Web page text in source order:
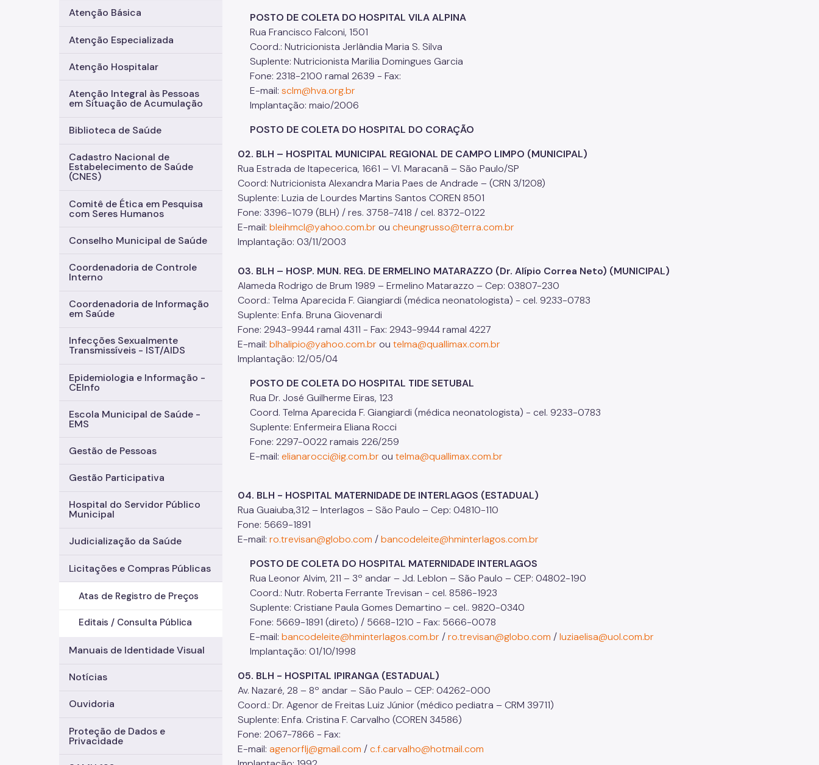
Atenção Básica
Atenção Especializada
Atenção Hospitalar
Atenção Integral às Pessoas
em Situação de Acumulação
Biblioteca de Saúde
Cadastro Nacional de
Estabelecimento de Saúde
(CNES)
Comitê de Ética em Pesquisa
com Seres Humanos
Conselho Municipal de Saúde
Coordenadoria de Controle
Interno
Coordenadoria de Informação
em Saúde
Infecções Sexualmente
Transmissíveis - IST/AIDS
Epidemiologia e Informação -
CEInfo
Escola Municipal de Saúde -
EMS
Gestão de Pessoas
Gestão Participativa
Hospital do Servidor Público
Municipal
Judicialização da Saúde
Licitações e Compras Públicas
Atas de Registro de Preços
Editais / Consulta Pública
Manuais de Identidade Visual
Notícias
Ouvidoria
Proteção de Dados e
Privacidade
POSTO DE COLETA DO HOSPITAL VILA ALPINA
Rua Francisco Falconi, 1501
Coord.: Nutricionista Jerlândia Maria S. Silva
Suplente: Nutricionista Marilia Domingues Garcia
Fone: 2318-2100 ramal 2639 - Fax:
E-mail: sclm@hva.org.br
Implantação: maio/2006
POSTO DE COLETA DO HOSPITAL DO CORAÇÃO
02. BLH – HOSPITAL MUNICIPAL REGIONAL DE CAMPO LIMPO (MUNICIPAL)
Rua Estrada de Itapecerica, 1661 – Vl. Maracanã – São Paulo/SP
Coord: Nutricionista Alexandra Maria Paes de Andrade – (CRN 3/1208)
Suplente: Luzia de Lourdes Martins Santos COREN 8501
Fone: 3396-1079 (BLH) / res. 3758-7418 / cel. 8372-0122
E-mail: bleihmcl@yahoo.com.br ou cheungrusso@terra.com.br
Implantação: 03/11/2003
03. BLH – HOSP. MUN. REG. DE ERMELINO MATARAZZO (Dr. Alípio Correa Neto) (MUNICIPAL)
Alameda Rodrigo de Brum 1989 – Ermelino Matarazzo – Cep: 03807-230
Coord.: Telma Aparecida F. Giangiardi (médica neonatologista) - cel. 9233-0783
Suplente: Enfa. Bruna Giovenardi
Fone: 2943-9944 ramal 4311 - Fax: 2943-9944 ramal 4227
E-mail: blhalipio@yahoo.com.br ou telma@quallimax.com.br
Implantação: 12/05/04
POSTO DE COLETA DO HOSPITAL TIDE SETUBAL
Rua Dr. José Guilherme Eiras, 123
Coord. Telma Aparecida F. Giangiardi (médica neonatologista) - cel. 9233-0783
Suplente: Enfermeira Eliana Rocci
Fone: 2297-0022 ramais 226/259
E-mail: elianarocci@ig.com.br ou telma@quallimax.com.br
04. BLH - HOSPITAL MATERNIDADE DE INTERLAGOS (ESTADUAL)
Rua Guaiuba,312 – Interlagos – São Paulo – Cep: 04810-110
Fone: 5669-1891
E-mail: ro.trevisan@globo.com /bancodeleite@hminterlagos.com.br
POSTO DE COLETA DO HOSPITAL MATERNIDADE INTERLAGOS
Rua Leonor Alvim, 211 – 3º andar – Jd. Leblon – São Paulo – CEP: 04802-190
Coord.: Nutr. Roberta Ferrante Trevisan - cel. 8586-1923
Suplente: Cristiane Paula Gomes Demartino – cel.. 9820-0340
Fone: 5669-1891 (direto) / 5668-1210 - Fax: 5666-0078
E-mail: bancodeleite@hminterlagos.com.br /ro.trevisan@globo.com /luziaelisa@uol.com.br
Implantação: 01/10/1998
05. BLH - HOSPITAL IPIRANGA (ESTADUAL)
Av. Nazaré, 28 – 8º andar – São Paulo – CEP: 04262-000
Coord.: Dr. Agenor de Freitas Luiz Júnior (médico pediatra – CRM 39711)
Suplente: Enfa. Cristina F. Carvalho (COREN 34586)
Fone: 2067-7866 - Fax:
E-mail: agenorflj@gmail.com /c.f.carvalho@hotmail.com